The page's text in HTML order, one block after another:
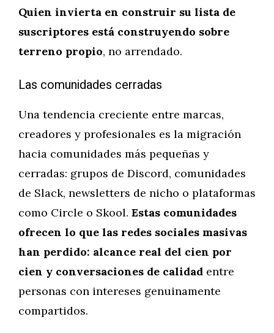
Quien invierta en construir su lista de
suscriptores está construyendo sobre
terreno propio, no arrendado.
Las comunidades cerradas
Una tendencia creciente entre marcas,
creadores y profesionales es la migración
hacia comunidades más pequeñas y
cerradas: grupos de Discord, comunidades
de Slack, newsletters de nicho o plataformas
como Circle o Skool. Estas comunidades
ofrecen lo que las redes sociales masivas
han perdido: alcance real del cien por
cien y conversaciones de calidad entre
personas con intereses genuinamente
compartidos.